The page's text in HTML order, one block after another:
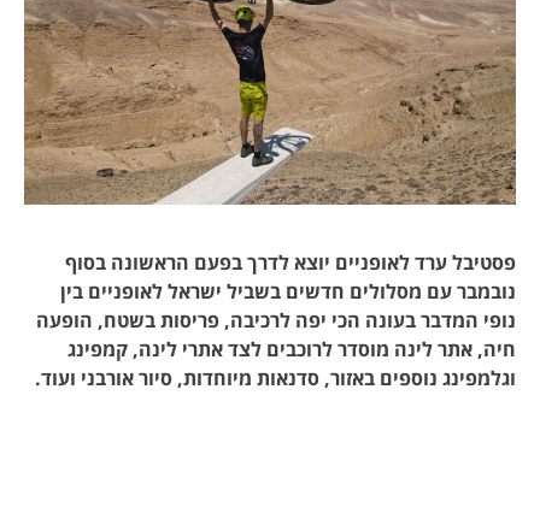
פסטיבל ערד לאופניים יוצא לדרך בפעם הראשונה בסוף
נובמבר עם מסלולים חדשים בשביל ישראל לאופניים בין
נופי המדבר בעונה הכי יפה לרכיבה, פריסות בשטח, הופעה
חיה, אתר לינה מוסדר לרוכבים לצד אתרי לינה, קמפינג
וגלמפינג נוספים באזור, סדנאות מיוחדות, סיור אורבני ועוד.